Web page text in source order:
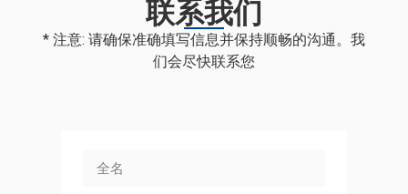
联系我们
* 注意: 请确保准确填写信息并保持顺畅的沟通。我
们会尽快联系您